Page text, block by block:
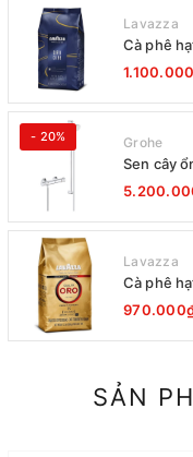
Lavazza
Cà phê
Super
- 20% Grohe
Sen cây
Lavazza
Cà phê
SẢN